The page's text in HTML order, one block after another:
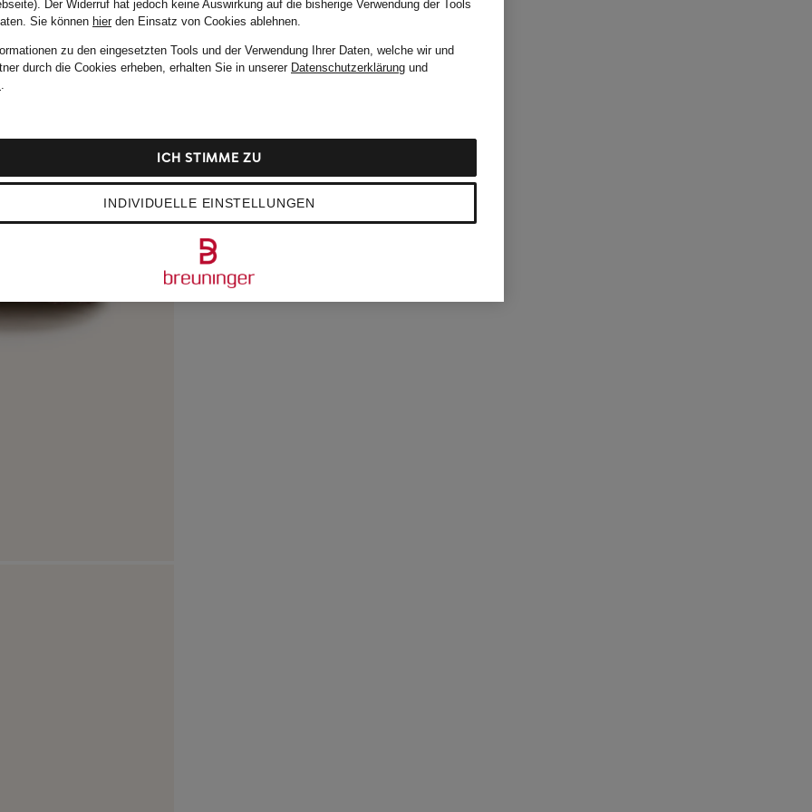
Der Widerruf hat jedoch keine Auswirkung auf die bisherige Verwendung der Tools
Sie können hierden Einsatz von Cookies ablehnen.
zu den eingesetzten Tools und der Verwendung Ihrer Daten, welche wir und
durch die Cookies erheben, erhalten Sie in unserer Datenschutzerklärung und
.
INDIVIDUELLE EINSTELLUNGEN
ICH STIMME ZU